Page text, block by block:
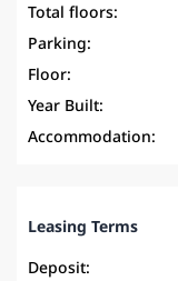
Total floors:
Parking:
Floor:
Year Built:
Accommodation:
Leasing Terms
Deposit: